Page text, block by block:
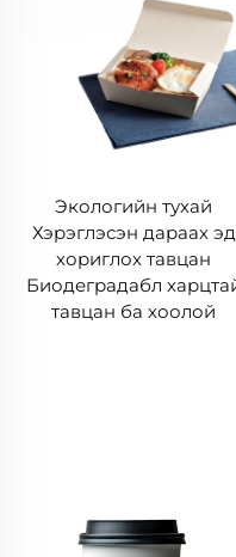
Экологийн тухай
Хэрэглэсэн дараах эд
хориглох тавцан
Биодеградабл
тавцан ба хоолой